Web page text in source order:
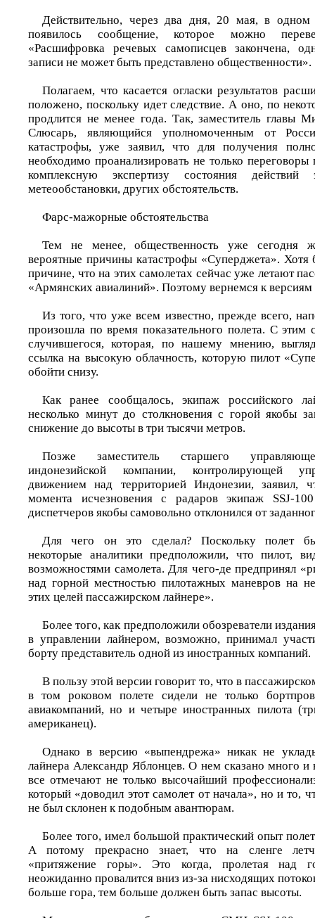
Действительно, через два дня, 20 мая, в
появилось сообщение, которое можно
«Расшифровка речевых самописцев закончена,
записи не может быть представлено общественности».
Полагаем, что касается огласки результатов
положено, поскольку идет следствие. А оно, по
продлится не менее года. Так, заместитель главы
Слюсарь, являющийся уполномоченным от
катастрофы, уже заявил, что для получения
необходимо проанализировать не только
комплексную экспертизу состояния действий
метеообстановки, других обстоятельств.
Фарс-мажорные обстоятельства
Тем не менее, общественность уже сегодня
вероятные причины катастрофы «Суперджета».
причине, что на этих самолетах сейчас уже летают
«Армянских авиалиний». Поэтому вернемся к
Из того, что уже всем известно, прежде всего,
произошла по время показательного полета. С этим
случившегося, которая, по нашему мнению,
ссылка на высокую облачность, которую пилот
обойти снизу.
Как ранее сообщалось, экипаж российского
несколько минут до столкновения с горой якобы
снижение до высоты в три тысячи метров.
Позже заместитель старшего
индонезийской компании, контролирующей
движением над территорией Индонезии, заявил,
момента исчезновения с радаров экипаж SSJ-
диспетчеров якобы самовольно отклонился от
Для чего он это сделал? Поскольку полет
некоторые аналитики предположили, что пилот,
возможностями самолета. Для чего-де предпринял
над горной местностью пилотажных маневров на
этих целей пассажирском лайнере».
Более того, как предположили обозреватели
в управлении лайнером, возможно, принимал
борту представитель одной из иностранных компаний.
В пользу этой версии говорит то, что в
в том роковом полете сидели не только
авиакомпаний, но и четыре иностранных пилота
американец).
Однако в версию «выпендрежа» никак не
лайнера Александр Яблонцев. О нем сказано много
все отмечают не только высочайший
который «доводил этот самолет от начала», но и то,
не был склонен к подобным авантюрам.
Более того, имел большой практический опыт
А потому прекрасно знает, что на сленге
«притяжение горы». Это когда, пролетая над
неожиданно провалится вниз из-за нисходящих
больше гора, тем больше должен быть запас высоты.